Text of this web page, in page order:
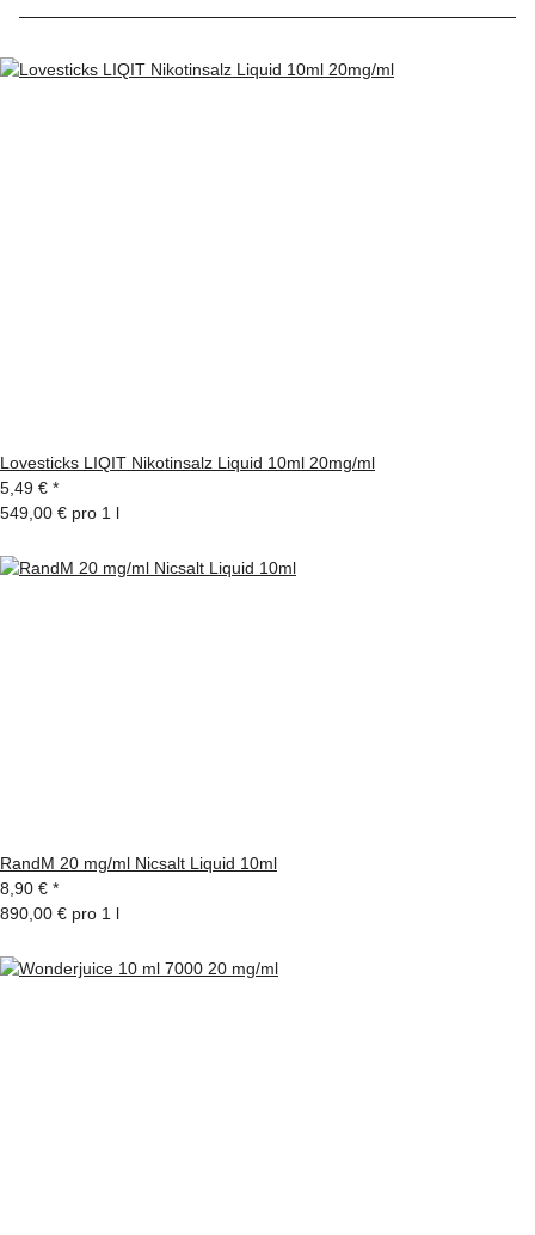
Lovesticks LIQIT Nikotinsalz Liquid 10ml 20mg/ml
5,49 € *
549,00 € pro 1 l
RandM 20 mg/ml Nicsalt Liquid 10ml
8,90 € *
890,00 € pro 1 l